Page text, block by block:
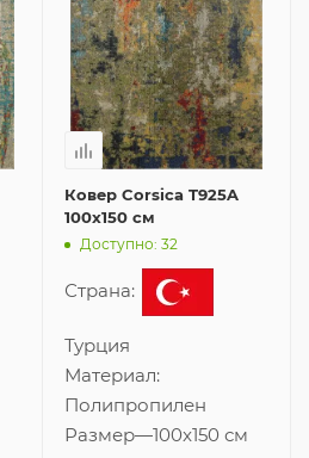
Ковер Corsica T925A
100x150 см
Доступно: 32
Страна:
Турция
Материал:
Полипропилен
Размер—100x150 см